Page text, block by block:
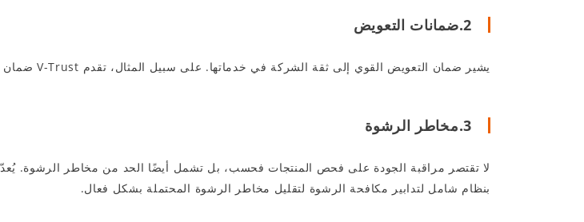
2.ضمانات التعويض
يشير ضمان التعويض القوي إلى ثقة الشركة في خدماتها. على سبيل المثال، تقدم V-Trust ضمان
3.مخاطر الرشوة
بنظام شامل لتدابير مكافحة الرشوة لتقليل مخاطر الرشوة المحتملة بشكل فعال.